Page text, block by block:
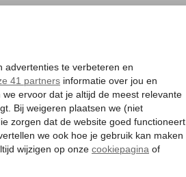
VERRE REIZEN ALL INCLUSIVE